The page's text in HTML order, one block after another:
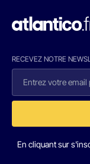
RECEVEZ NOTRE
En cliquant sur